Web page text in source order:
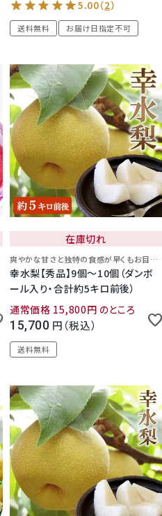
送料無料 お届け日指定不可
在庫切れ
爽やかな甘さと独特の食感が早くもお目見え！
幸水梨【秀品】9個～10個（ダンボ
ール入り・合計約5キロ前後）
通常価格 15,800 のところ
15,700 税込
送料無料